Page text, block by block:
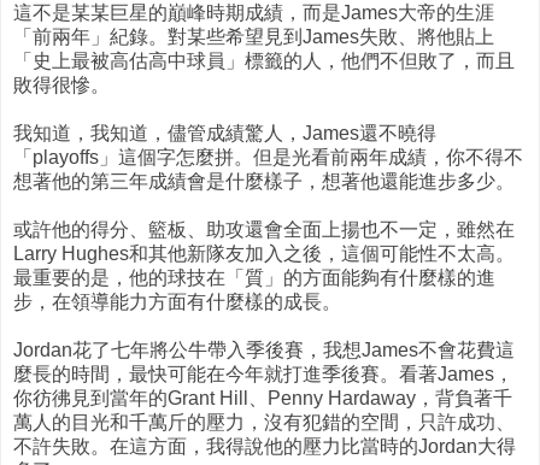
這不是某某巨星的巔峰時期成績，而是James大帝的生涯
「前兩年」紀錄。對某些希望見到James失敗、將他貼上
「史上最被高估高中球員」標籤的人，他們不但敗了，而且
敗得很慘。
我知道，我知道，儘管成績驚人，James還不曉得
「playoffs」這個字怎麼拼。但是光看前兩年成績，你不得不
想著他的第三年成績會是什麼樣子，想著他還能進步多少。
或許他的得分、籃板、助攻還會全面上揚也不一定，雖然在
Larry Hughes和其他新隊友加入之後，這個可能性不太高。
最重要的是，他的球技在「質」的方面能夠有什麼樣的進
步，在領導能力方面有什麼樣的成長。
Jordan花了七年將公牛帶入季後賽，我想James不會花費這
麼長的時間，最快可能在今年就打進季後賽。看著James，
你彷彿見到當年的Grant Hill、Penny Hardaway，背負著千
萬人的目光和千萬斤的壓力，沒有犯錯的空間，只許成功、
不許失敗。在這方面，我得說他的壓力比當時的Jordan大得